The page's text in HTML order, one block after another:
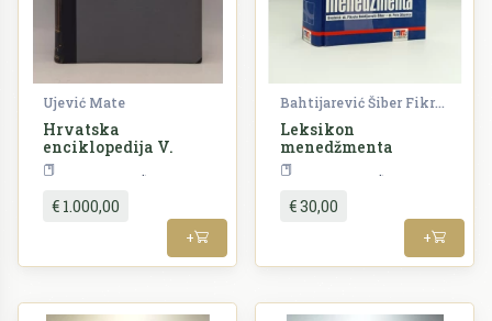
Ujević Mate
Hrvatska
enciklopedija V.
€ 1.000,00
+
Bahtijarević Šiber Fikreta | Sikavica Pere
Leksikon
menedžmenta
€ 30,00
+